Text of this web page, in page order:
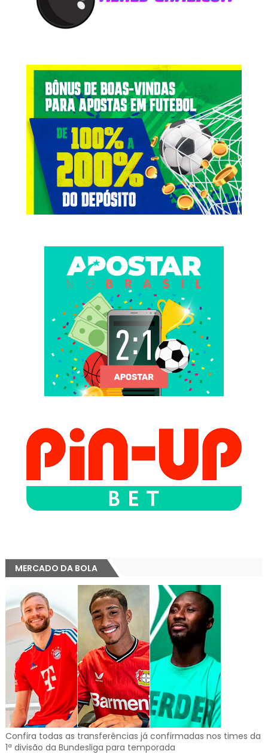
MERCADO DA BOLA
Confira todas as transferências já confirmadas nos times da
1ª divisão da Bundesliga para temporada